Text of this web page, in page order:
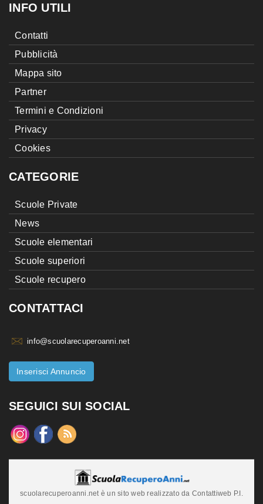
INFO UTILI
Contatti
Pubblicità
Mappa sito
Partner
Termini e Condizioni
Privacy
Cookies
CATEGORIE
Scuole Private
News
Scuole elementari
Scuole superiori
Scuole recupero
CONTATTACI
info@scuolarecuperoanni.net
Inserisci Annuncio
SEGUICI SUI SOCIAL
scuolarecuperoanni.net è un sito web realizzato da Contattiweb P.I.